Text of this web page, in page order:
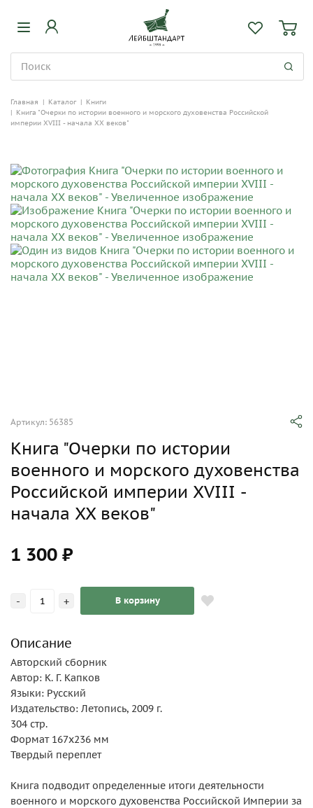
Главная | Каталог | Книги
| Книга "Очерки по истории военного и морского духовенства Российской
империи XVIII - начала XX веков"
Артикул: 56385
Книга "Очерки по истории
военного и морского духовенства
Российской империи XVIII -
начала XX веков"
1 300 ₽
- + В корзину
Описание
Авторский сборник
Автор: К. Г. Капков
Языки: Русский
Издательство: Летопись, 2009 г.
304 стр.
Формат 167x236 мм
Твердый переплет
Книга подводит определенные итоги деятельности
военного и морского духовенства Российской Империи за